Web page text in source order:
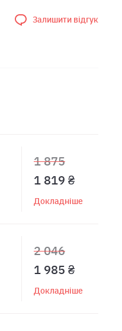
Залишити відгук
1 875
1 819 ₴
Докладніше
2 046
1 985 ₴
Докладніше